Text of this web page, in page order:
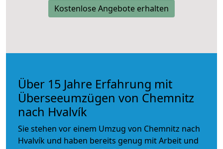
Kostenlose Angebote erhalten
Über 15 Jahre Erfahrung mit
Überseeumzügen von Chemnitz
nach Hvalvík
Sie stehen vor einem Umzug von Chemnitz nach
Hvalvík und haben bereits genug mit Arbeit und